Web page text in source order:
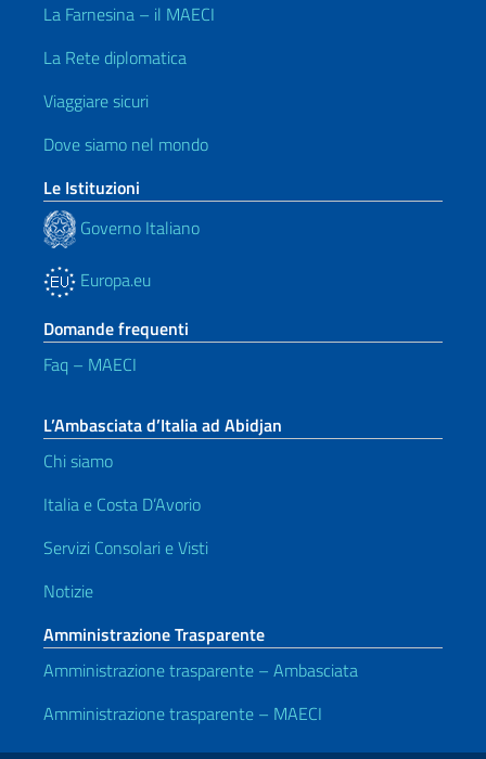
La Farnesina – il MAECI
La Rete diplomatica
Viaggiare sicuri
Dove siamo nel mondo
Le Istituzioni
Governo Italiano
Europa.eu
Domande frequenti
Faq – MAECI
L’Ambasciata d’Italia ad Abidjan
Chi siamo
Italia e Costa D’Avorio
Servizi Consolari e Visti
Notizie
Amministrazione Trasparente
Amministrazione trasparente – Ambasciata
Amministrazione trasparente – MAECI